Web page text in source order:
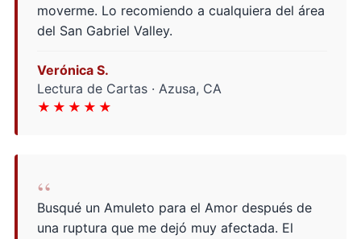
moverme. Lo recomiendo a cualquiera del área
del San Gabriel Valley.
Verónica S.
Lectura de Cartas · Azusa, CA
★★★★★
“
Busqué un Amuleto para el Amor después de
una ruptura que me dejó muy afectada. El